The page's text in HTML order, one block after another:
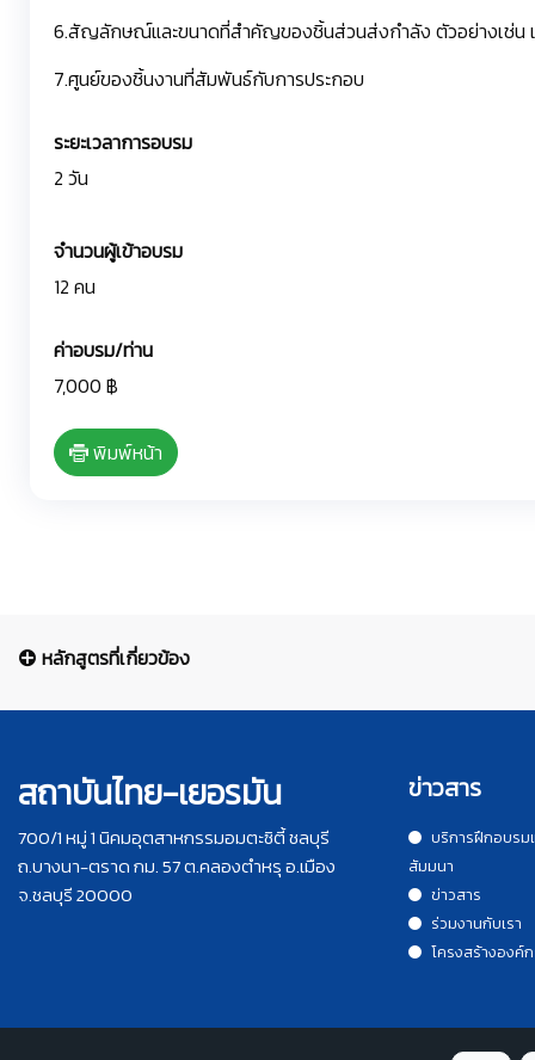
6.สัญลักษณ์และขนาดที่สำคัญของชิ้นส่วนส่งกำลัง ตัวอย่างเช่น
7.ศูนย์ของชิ้นงานที่สัมพันธ์กับการประกอบ
ระยะเวลาการอบรม
2 วัน
จำนวนผู้เข้าอบรม
12 คน
ค่าอบรม/ท่าน
7,000 ฿
พิมพ์หน้า
หลักสูตรที่เกี่ยวข้อง
สถาบันไทย-เยอรมัน
700/1 หมู่ 1 นิคมอุตสาหกรรมอมตะซิตี้ ชลบุรี
ถ.บางนา-ตราด กม. 57 ต.คลองตำหรุ อ.เมือง
จ.ชลบุรี 20000
ข่าวสาร
บริการฝึกอบรม
สัมมนา
ข่าวสาร
ร่วมงานกับเรา
โครงสร้างองค์